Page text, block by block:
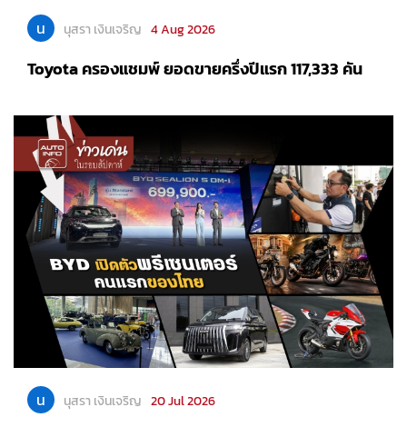
น นุสรา เงินเจริญ 4 Aug 2026
Toyota ครองแชมพ์ ยอดขายครึ่งปีแรก 117,333 คัน
น นุสรา เงินเจริญ 20 Jul 2026